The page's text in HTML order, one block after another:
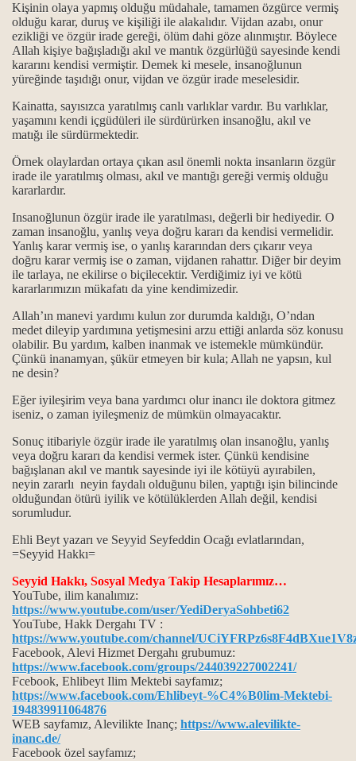
Kişinin olaya yapmış olduğu müdahale, tamamen özgürce vermiş
olduğu karar, duruş ve kişiliği ile alakalıdır. Vijdan azabı, onur
ezikliği ve özgür irade gereği, ölüm dahi göze alınmıştır. Böylece
Allah kişiye bağışladığı akıl ve mantık özgürlüğü sayesinde kendi
kararını kendisi vermiştir. Demek ki mesele, insanoğlunun
yüreğinde taşıdığı onur, vijdan ve özgür irade meselesidir.
Kainatta, sayısızca yaratılmış canlı varlıklar vardır. Bu varlıklar,
yaşamını kendi içgüdüleri ile sürdürürken insanoğlu, akıl ve
matığı ile sürdürmektedir.
Örnek olaylardan ortaya çıkan asıl önemli nokta insanların özgür
irade ile yaratılmış olması, akıl ve mantığı gereği vermiş olduğu
kararlardır.
Insanoğlunun özgür irade ile yaratılması, değerli bir hediyedir. O
zaman insanoğlu, yanlış veya doğru kararı da kendisi vermelidir.
Yanlış karar vermiş ise, o yanlış kararından ders çıkarır veya
doğru karar vermiş ise o zaman, vijdanen rahattır. Diğer bir deyim
ile tarlaya, ne ekilirse o biçilecektir. Verdiğimiz iyi ve kötü
kararlarımızın mükafatı da yine kendimizedir.
Allah’ın manevi yardımı kulun zor durumda kaldığı, O’ndan
medet dileyip yardımına yetişmesini arzu ettiği anlarda söz konusu
olabilir. Bu yardım, kalben inanmak ve istemekle mümkündür.
Çünkü inanamyan, şükür etmeyen bir kula; Allah ne yapsın, kul
ne desin?
Eğer iyileşirim veya bana yardımcı olur inancı ile doktora gitmez
iseniz, o zaman iyileşmeniz de mümkün olmayacaktır.
Sonuç itibariyle özgür irade ile yaratılmış olan insanoğlu, yanlış
veya doğru kararı da kendisi vermek ister. Çünkü kendisine
bağışlanan akıl ve mantık sayesinde iyi ile kötüyü ayırabilen,
neyin zararlı neyin faydalı olduğunu bilen, yaptığı işin bilincinde
olduğundan ötürü iyilik ve kötülüklerden Allah değil, kendisi
sorumludur.
Ehli Beyt yazarı ve Seyyid Seyfeddin Ocağı evlatlarından,
=Seyyid Hakkı=
Seyyid Hakkı, Sosyal Medya Takip Hesaplarımız…
YouTube, ilim kanalımız:
https://www.youtube.com/user/YediDeryaSohbeti62
YouTube, Hakk Dergahı TV :
https://www.youtube.com/channel/
Facebook, Alevi Hizmet Dergahı grubumuz:
https://www.facebook.com/groups/244039227002241/
Fcebook, Ehlibeyt Ilim Mektebi sayfamız;
https://www.facebook.com/Ehlibeyt-%C4%B0lim-Mektebi-
194839911064876
WEB sayfamız, Alevilikte Inanç; https://www.alevilikte-
inanc.de/
Facebook özel sayfamız;
ol ilkeleri.
Helalihoş olsun der?
Allah der?
boyutu…
kılınmış” deyimi
hakkında...